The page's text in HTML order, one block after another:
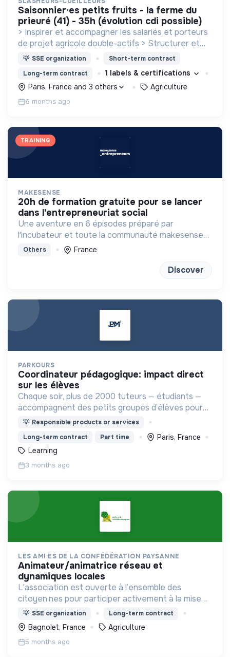
saisonnier·es petits fruits - la ferme du
prieuré (41) - 35h (évolution cdi possible)
> Inspirer et accompagner les salariés et porteurs
de projet agricole double-actifs > Structurer et
diffuser des opportunités agricoles à temps partiel
via la micro-association ou le salariat
💡 SSE organization
Short-term contract
Long-term contract
1 labels & certifications
Paris, France and 3 others
Agriculture
6 months ago
TRAINING
MAKESENSE
20h de formation gratuite pour se lancer
dans l'entrepreneuriat social
Une aventure en 6 épisodes préparé par
l'incubateur et toute la communauté makesense
pour se projeter dans l'aventure entrepreneuriale.
Others France
Discover
PARKOURS
coordinateur pédagogique: impact direct
sur les élèves
Chaque soir, plus de 2000 tuteurs — étudiants —
accompagnent des petits groupes d’élèves pour
les aider à progresser, s’épanouir et redonner du
💡 Responsible products or services
Long-term contract
Part time
Paris, France
Learning
3 months ago
LES AMI·ES DE LA CONFÉDÉRATION PAYSANNE
animateur/animatrice réseau et
dynamiques locales
L'association est ouverte à l’ensemble des
citoyen·nes pour participer activement à la mise
en place d’une agriculture paysanne,
respectueuse du vivant.
💡 SSE organization Long-term contract
Bagnolet, France Agriculture
5 months ago